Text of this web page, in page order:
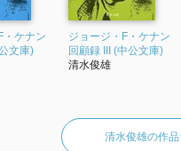
・ケナン
文庫)
ジョージ・F・ケナン
回顧録 III (中公文庫)
清水俊雄
清水俊雄の作